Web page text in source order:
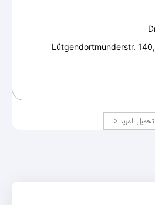
Lütgendortmunderstr.
تحميل المزيد